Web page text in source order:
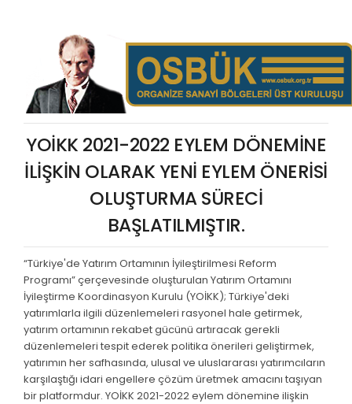
YOİKK 2021-2022 EYLEM DÖNEMİNE
İLİŞKİN OLARAK YENİ EYLEM ÖNERİSİ
OLUŞTURMA SÜRECİ
BAŞLATILMIŞTIR.
“Türkiye'de Yatırım Ortamının İyileştirilmesi Reform
Programı” çerçevesinde oluşturulan Yatırım Ortamını
İyileştirme Koordinasyon Kurulu (YOİKK); Türkiye'deki
yatırımlarla ilgili düzenlemeleri rasyonel hale getirmek,
yatırım ortamının rekabet gücünü artıracak gerekli
düzenlemeleri tespit ederek politika önerileri geliştirmek,
yatırımın her safhasında, ulusal ve uluslararası yatırımcıların
karşılaştığı idari engellere çözüm üretmek amacını taşıyan
bir platformdur. YOİKK 2021-2022 eylem dönemine ilişkin